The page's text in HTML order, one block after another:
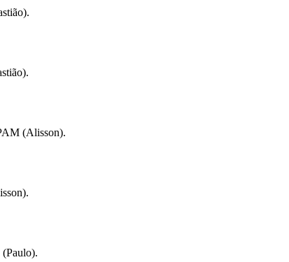
(Alisson).
(Paulo).